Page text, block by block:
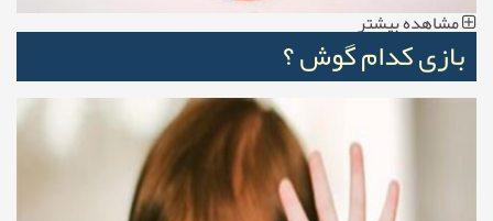
مشاهده بیشتر
بازی کدام گوش ؟